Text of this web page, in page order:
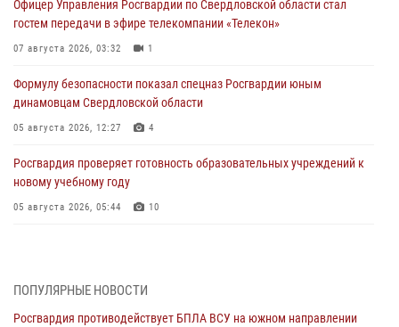
Офицер Управления Росгвардии по Свердловской области стал
гостем передачи в эфире телекомпании «Телекон»
07 августа 2026, 03:32 1
Формулу безопасности показал спецназ Росгвардии юным
динамовцам Свердловской области
05 августа 2026, 12:27 4
Росгвардия проверяет готовность образовательных учреждений к
новому учебному году
05 августа 2026, 05:44 10
04 августа 2026, 09:57 2
Росгвардия приняла участие в обеспечении безопасности Дня
ПОПУЛЯРНЫЕ НОВОСТИ
Росгвардия противодействует БПЛА ВСУ на южном направлении